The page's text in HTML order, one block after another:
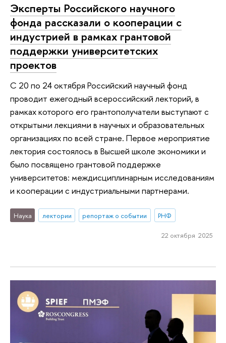
Эксперты Российского научного
фонда рассказали о кооперации с
индустрией в рамках грантовой
поддержки университетских
проектов
С 20 по 24 октября Российский научный фонд
проводит ежегодный всероссийский лекторий, в
рамках которого его грантополучатели выступают с
открытыми лекциями в научных и образовательных
организациях по всей стране. Первое мероприятие
лектория состоялось в Высшей школе экономики и
было посвящено грантовой поддержке
университетов: междисциплинарным исследованиям
и кооперации с индустриальными партнерами.
Наука лектории репортаж о событии РНФ
22 октября 2025